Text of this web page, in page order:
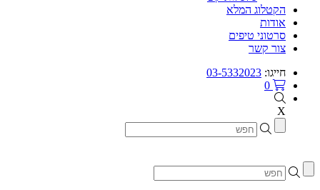
הקטלוג המלא
אודות
סרטוני טיפים
צור קשר
חייגו: 03-5332023
0
X